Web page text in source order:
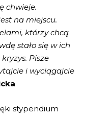
chwieje.
na miejscu.
którzy chcą
stało się w ich
Pisze
i wyciągajcie
stypendium